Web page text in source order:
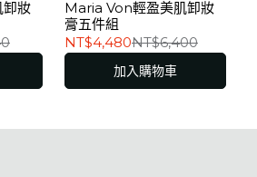
妝
Maria Von輕盈美肌卸妝
膏五件組
NT$4,480NT$6,400
加入購物車